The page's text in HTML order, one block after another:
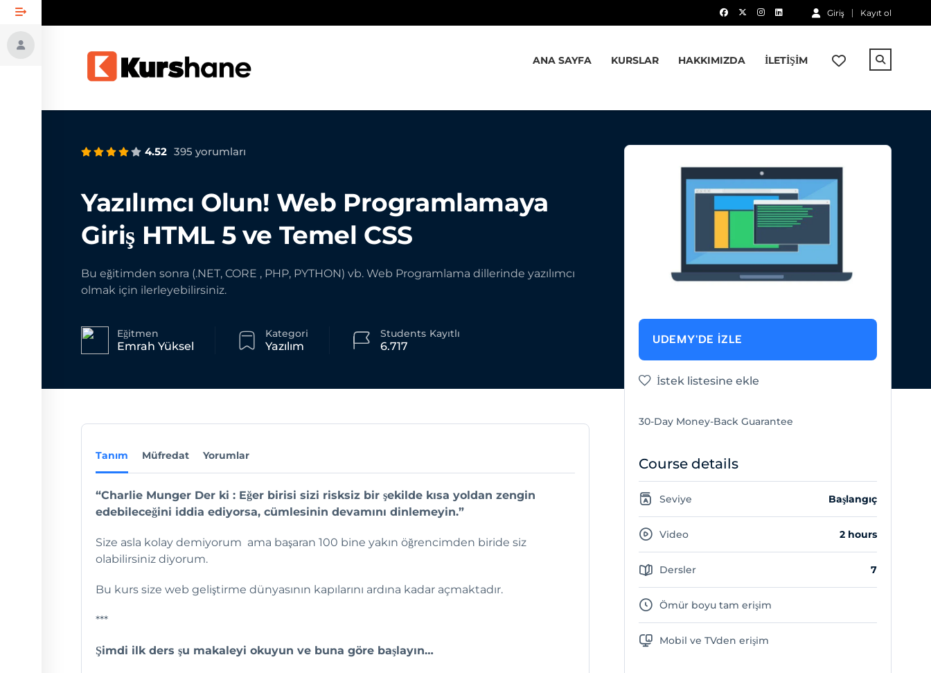
Giriş Kayıt ol
ANA SAYFA KURSLAR HAKKIMIZDA İLETIŞIM
4.52 395 yorumları
Yazılımcı Olun! Web Programlamaya
Giriş HTML 5 ve Temel CSS
Bu eğitimden sonra (.NET, CORE , PHP, PYTHON) vb. Web Programlama dillerinde yazılımcı
olmak için ilerleyebilirsiniz.
Eğitmen
Emrah Yüksel
Kategori
Yazılım 6.717
Students Kayıtlı
Tanım Müfredat Yorumlar
“Charlie Munger Der ki : Eğer birisi sizi risksiz bir şekilde kısa yoldan zengin
edebileceğini iddia ediyorsa, cümlesinin devamını dinlemeyin.”
Size asla kolay demiyorum ama başaran 100 bine yakın öğrencimden biride siz
olabilirsiniz diyorum.
Bu kurs size web geliştirme dünyasının kapılarını ardına kadar açmaktadır.
***
Şimdi ilk ders şu makaleyi okuyun ve buna göre başlayın…
UDEMY'DE İZLE
İstek listesine ekle
30-Day Money-Back Guarantee
Course details
Seviye Başlangıç
Video 2 hours
Dersler 7
Ömür boyu tam erişim
Mobil ve TVden erişim